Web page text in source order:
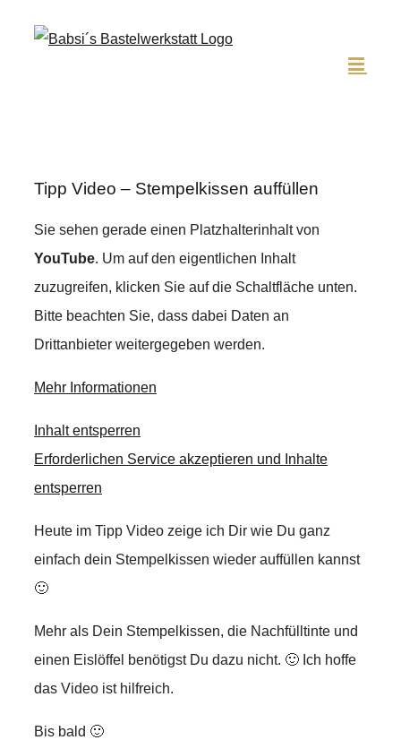
Tipp Video – Stempelkissen auffüllen
Sie sehen gerade einen Platzhalterinhalt von
YouTube. Um auf den eigentlichen Inhalt
zuzugreifen, klicken Sie auf die Schaltfläche unten.
Bitte beachten Sie, dass dabei Daten an
Drittanbieter weitergegeben werden.
Mehr Informationen
Inhalt entsperren
Erforderlichen Service akzeptieren und Inhalte
entsperren
Heute im Tipp Video zeige ich Dir wie Du ganz
einfach dein Stempelkissen wieder auffüllen kannst
🙂
Mehr als Dein Stempelkissen, die Nachfülltinte und
einen Eislöffel benötigst Du dazu nicht. 🙂 Ich hoffe
das Video ist hilfreich.
Bis bald 🙂